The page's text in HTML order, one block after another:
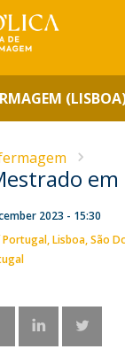
2023 - 15:30
Portugal Lisboa São